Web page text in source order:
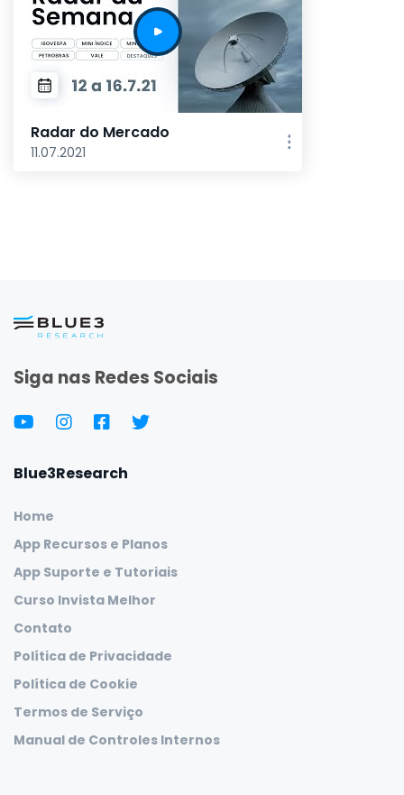
Radar do Mercado
11.07.2021
Siga nas Redes Sociais
Blue3Research
Home
App Recursos e Planos
App Suporte e Tutoriais
Curso Invista Melhor
Contato
Política de Privacidade
Política de Cookie
Termos de Serviço
Manual de Controles Internos